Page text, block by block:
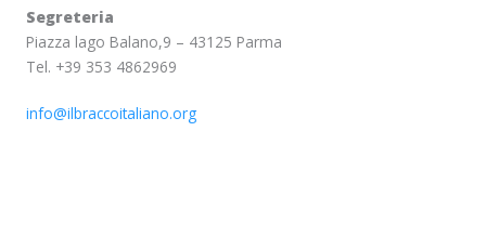
Segreteria
Piazza lago Balano,9 – 43125 Parma
Tel. +39 353 4862969
info@ilbraccoitaliano.org